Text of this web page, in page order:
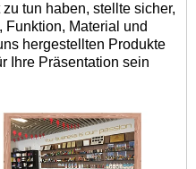
tun haben, stellte sicher,
Material und
hergestellten Produkte
Ihre Präsentation sein